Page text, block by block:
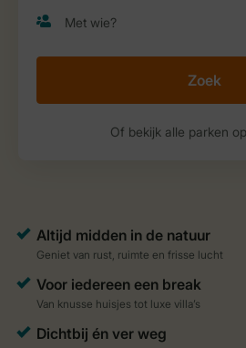
Zoek
Of bekijk alle parken